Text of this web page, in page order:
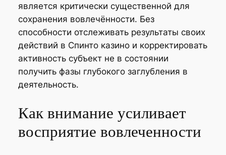
является критически существенной для
сохранения вовлечённости. Без
способности отслеживать результаты своих
действий в Спинто казино и корректировать
активность субъект не в состоянии
получить фазы глубокого заглубления в
деятельность.
Как внимание усиливает
восприятие вовлеченности